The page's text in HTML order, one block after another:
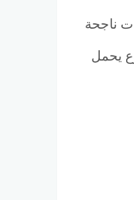
ناجحة
يحمل